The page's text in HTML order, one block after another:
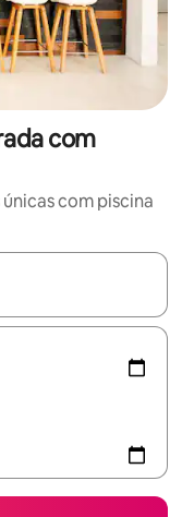
com
com piscina
explore-os